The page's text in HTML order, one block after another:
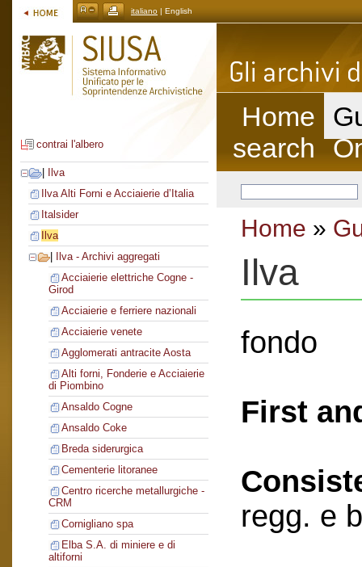
italiano | English
contrai l'albero
Ilva
Ilva Alti Forni e Acciaierie d’Italia
Italsider
Ilva
Ilva - Archivi aggregati
Acciaierie elettriche Cogne -
Girod
Acciaierie e ferriere nazionali
Acciaierie venete
Agglomerati antracite Aosta
Alti forni, Fonderie e Acciaierie
di Piombino
Ansaldo Cogne
Ansaldo Coke
Breda siderurgica
Cementerie litoranee
Centro ricerche metallurgiche -
CRM
Cornigliano spa
Elba S.A. di miniere e di
altiforni
Home
search
Home »
Ilva
fondo
First
regg. e